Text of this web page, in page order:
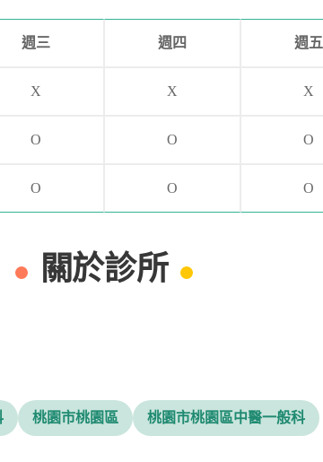
週三 週四 週五
X X X
O O O
O O O
關於診所
桃園市桃園區 桃園市桃園區中醫一般科